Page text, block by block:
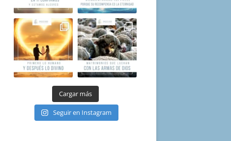
Cargar más
Seguir en Instagram